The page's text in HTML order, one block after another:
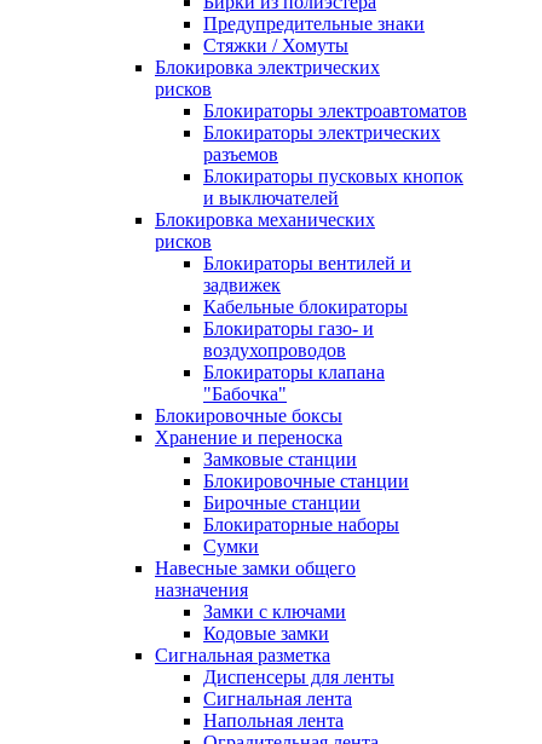
Предупредительные знаки
Стяжки / Хомуты
Блокировка электрических
рисков
Блокираторы электроавтоматов
Блокираторы электрических
разъемов
Блокираторы пусковых кнопок
и выключателей
Блокировка механических
рисков
Блокираторы вентилей и
задвижек
Кабельные блокираторы
Блокираторы газо- и
воздухопроводов
Блокираторы клапана
"Бабочка"
Блокировочные боксы
Хранение и переноска
Замковые станции
Блокировочные станции
Бирочные станции
Блокираторные наборы
Сумки
Навесные замки общего
назначения
Замки с ключами
Кодовые замки
Сигнальная разметка
Диспенсеры для ленты
Сигнальная лента
Напольная лента